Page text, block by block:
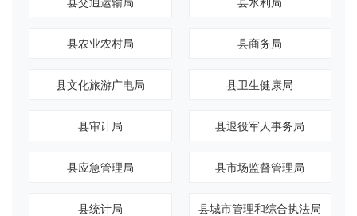
县农业农村局 县商务局
县文化旅游广电局 县卫生健康局
县审计局 县退役军人事务局
县应急管理局 县市场监督管理局
县统计局 县城市管理和综合执法局